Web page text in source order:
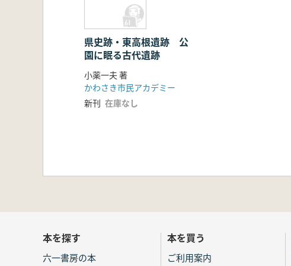
県史跡・東高根遺跡 公
園に眠る古代遺跡
小薬一夫 著
かわさき市民アカデミー
新刊 在庫なし
本を探す
六一書房の本
本を買う
ご利用案内